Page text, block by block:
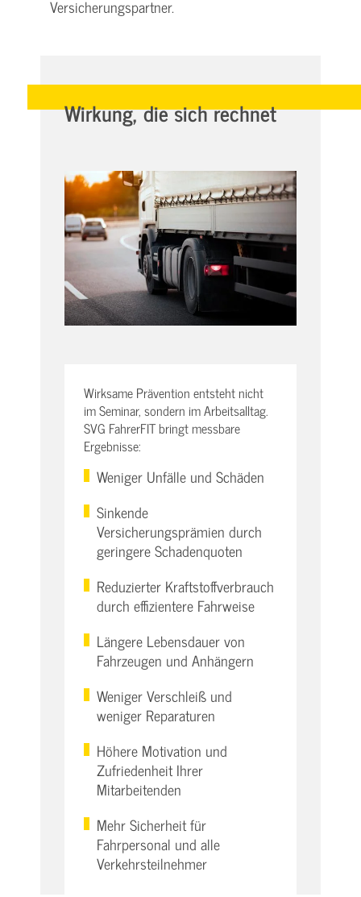
Versicherungspartner.
Wirkung, die sich rechnet
Wirksame Prävention entsteht nicht
im Seminar, sondern im Arbeitsalltag.
SVG FahrerFIT bringt messbare
Ergebnisse:
Weniger Unfälle und Schäden
Sinkende
Versicherungsprämien durch
geringere Schadenquoten
Reduzierter Kraftstoffverbrauch
durch effizientere Fahrweise
Längere Lebensdauer von
Fahrzeugen und Anhängern
Weniger Verschleiß und
weniger Reparaturen
Höhere Motivation und
Zufriedenheit Ihrer
Mitarbeitenden
Mehr Sicherheit für
Fahrpersonal und alle
Verkehrsteilnehmer